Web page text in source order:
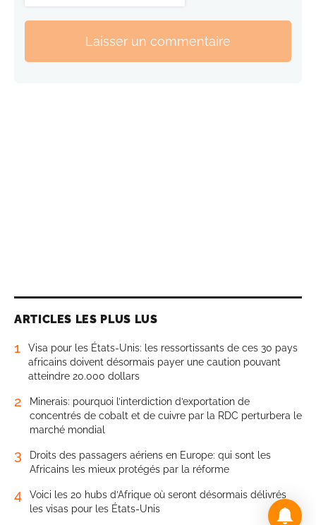
Laisser un commentaire
ARTICLES LES PLUS LUS
1
Visa pour les États-Unis: les ressortissants de ces 30 pays
africains doivent désormais payer une caution pouvant
atteindre 20.000 dollars
2
Minerais: pourquoi l’interdiction d’exportation de
concentrés de cobalt et de cuivre par la RDC perturbera le
marché mondial
3
Droits des passagers aériens en Europe: qui sont les
Africains les mieux protégés par la réforme
4
Voici les 20 hubs d’Afrique où seront désormais délivrés
les visas pour les États-Unis